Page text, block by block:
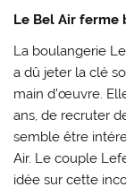
Le Bel Air ferme
La boulangerie
a dû jeter la clé
main d’œuvre.
ans, de recruter
semble être
Air. Le couple
idée sur cette